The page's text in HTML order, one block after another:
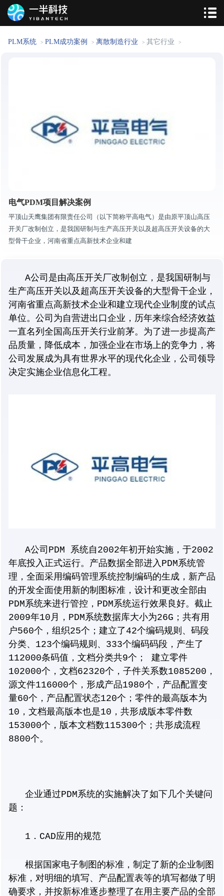
PLM系统 > PLM成功案例 > 离散制造行业 > 其它行业 >
电气PDM项目解决案例
平顶山天鹰集团有限责任公司（以下简称平高电气）是由原平顶山高压
开关厂改制创立，是我国研制与生产高压开关以及超高压开关设备的大
型骨干企业，河南省重点高新技术企业和建
A公司是由高压开关厂改制创立，是我国研制与
生产高压开关以及超高压开关设备的大型骨干企业，
河南省重点高新技术企业和建立现代企业制度的试点
单位。公司为自营进出口企业，历年来综合经济效益
一直名列全国高压开关行业前茅。为了进一步提高产
品质量，降低成本，加强企业在市场上的竞争力，将
公司发展成为具有世界水平的现代化企业，公司领导
决定实施企业信息化工程。
A公司PDM 系统自2002年初开始实施，于2002
年底投入正式运行。产品数据全部进入PDM系统管
理，全面采用编码管理系统控制编码的生成，新产品
的开发全面使用新的制图标准，设计和更改全部由
PDM系统来进行管控，PDM系统运行效果良好。截止
2009年10月，PDM系统数据库大小为26G；共有用
户560个，组织25个；建立了42个编码规则、码段
分类、123个编码规则、333个编码码段，产生了
112000条码值，文档分类共9个； 建立零件
102000个，文档62320个，子件关系数1085200，
源文件116000个，形成产品1980个，产品配置变
量60个，产品配置状态120个；零件的最高版本为
10，文档最高版本也是10，共形成版本零件数
153000个，版本文档数115300个；共形成流程
8800个。
企业通过PDM系统的实施解决了如下几个关键问
题：
1．CAD应用的规范
根据国家电子制图的标准，制定了新的企业制图
标准，对明细的填写、产品配置表等的填写都做了明
确要求，并按新标准逐步整理了在用主要产品的全部